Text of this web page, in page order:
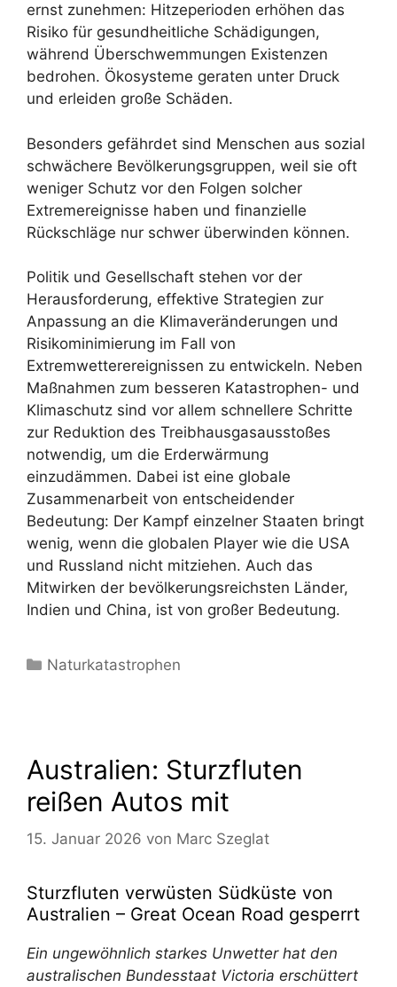
ernst zunehmen: Hitzeperioden erhöhen das
Risiko für gesundheitliche Schädigungen,
während Überschwemmungen Existenzen
bedrohen. Ökosysteme geraten unter Druck
und erleiden große Schäden.
Besonders gefährdet sind Menschen aus sozial
schwächere Bevölkerungsgruppen, weil sie oft
weniger Schutz vor den Folgen solcher
Extremereignisse haben und finanzielle
Rückschläge nur schwer überwinden können.
Politik und Gesellschaft stehen vor der
Herausforderung, effektive Strategien zur
Anpassung an die Klimaveränderungen und
Risikominimierung im Fall von
Extremwetterereignissen zu entwickeln. Neben
Maßnahmen zum besseren Katastrophen- und
Klimaschutz sind vor allem schnellere Schritte
zur Reduktion des Treibhausgasausstoßes
notwendig, um die Erderwärmung
einzudämmen. Dabei ist eine globale
Zusammenarbeit von entscheidender
Bedeutung: Der Kampf einzelner Staaten bringt
wenig, wenn die globalen Player wie die USA
und Russland nicht mitziehen. Auch das
Mitwirken der bevölkerungsreichsten Länder,
Indien und China, ist von großer Bedeutung.
Kategorien
Naturkatastrophen
Australien: Sturzfluten
reißen Autos mit
15. Januar 2026 von Marc Szeglat
Sturzfluten verwüsten Südküste von
Australien – Great Ocean Road gesperrt
Ein ungewöhnlich starkes Unwetter hat den
australischen Bundesstaat Victoria erschüttert